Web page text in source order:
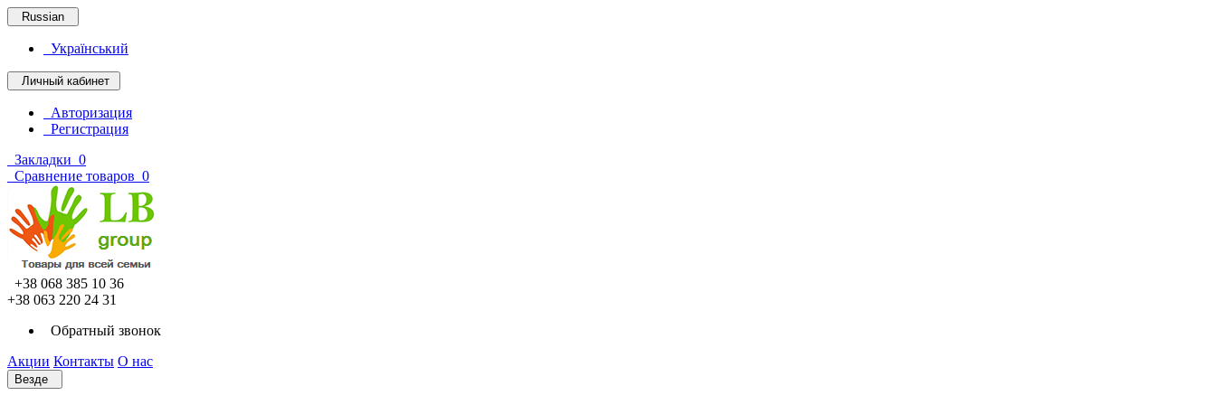
Russian
Український
Личный кабинет
Авторизация
Регистрация
Закладки 0
Сравнение товаров 0
+38 068 385 10 36
+38 063 220 24 31
Обратный звонок
Акции Контакты О нас
Везде